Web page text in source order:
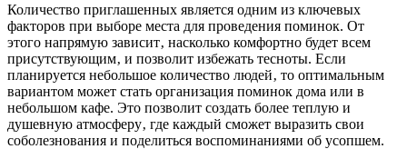
Количество приглашенных является одним из ключевых
факторов при выборе места для проведения поминок. От
этого напрямую зависит‚ насколько комфортно будет всем
присутствующим‚ и позволит избежать тесноты. Если
планируется небольшое количество людей‚ то оптимальным
вариантом может стать организация поминок дома или в
небольшом кафе. Это позволит создать более теплую и
душевную атмосферу‚ где каждый сможет выразить свои
соболезнования и поделиться воспоминаниями об усопшем.